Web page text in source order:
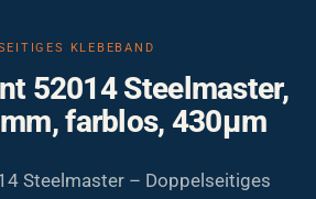
KLEBEBAND
52014 Steelmaster,
farblos, 430µm
Steelmaster – Doppelseitiges